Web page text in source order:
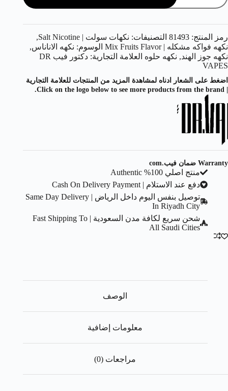
رمز المنتج: 81493 التصنيفات: نكهات سولت | Salt Nicotine
,
نكهه فواكه مشكله | Mix Fruits Flavor
الوسوم: نكهه الاناناس,
نكهه جوز الهند, نكهه حلوه العلامة التجارية:
دكتور فيب DR
VAPES
اضغط على الشعار ادناه لمشاهدة المزيد من المنتجات للعلامة التجارية
Warranty ضمان فيب.com
منتج اصلي 100% Authentic
دفع عند الاستلام | Cash On Delivery Payment
توصيل بنفس اليوم داخل الرياض | Same Day Delivery
In Riyadh City
شحن سريع لكافة مدن السعودية | Fast Shipping To
All Saudi Cities
الوصف
معلومات إضافية
مراجعات (0)